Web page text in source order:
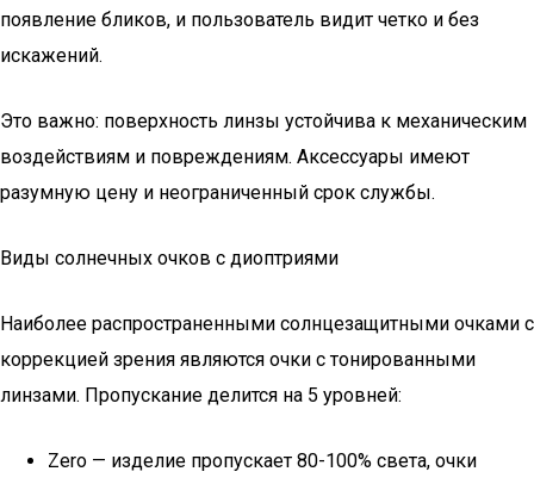
появление бликов, и пользователь видит четко и без
искажений.
Это важно: поверхность линзы устойчива к механическим
воздействиям и повреждениям. Аксессуары имеют
разумную цену и неограниченный срок службы.
Виды солнечных очков с диоптриями
Наиболее распространенными солнцезащитными очками с
коррекцией зрения являются очки с тонированными
линзами. Пропускание делится на 5 уровней:
Zero — изделие пропускает 80-100% света, очки